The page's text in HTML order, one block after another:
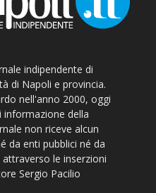
indipendente di
di Napoli e provincia.
nell'anno 2000, oggi
informazione della
non riceve alcun
da enti pubblici né da
le inserzioni
Sergio Pacilio